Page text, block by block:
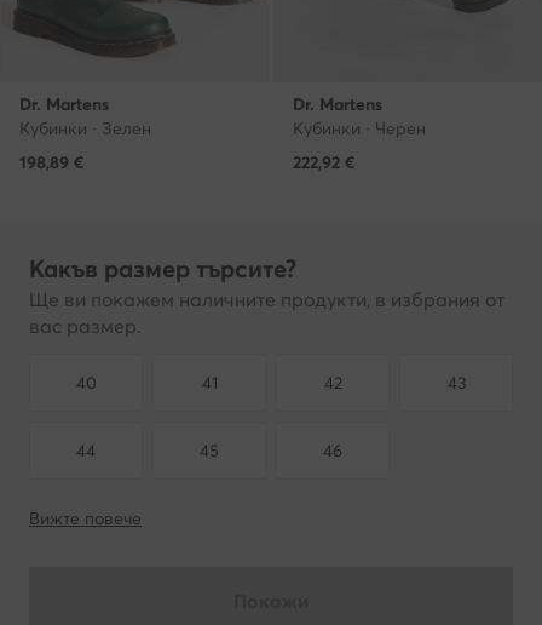
Dr. Martens
Кубинки · Зелен
198,89 €
Dr. Martens
Кубинки · Черен
222,92 €
Какъв размер търсите?
Ще ви покажем наличните продукти, в избрания от
вас размер.
40 41 42 43
44 45 46
Вижте повече